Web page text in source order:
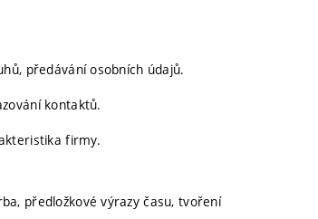
předávání osobních údajů.
kontaktů.
firmy.
předložkové výrazy času, tvoření